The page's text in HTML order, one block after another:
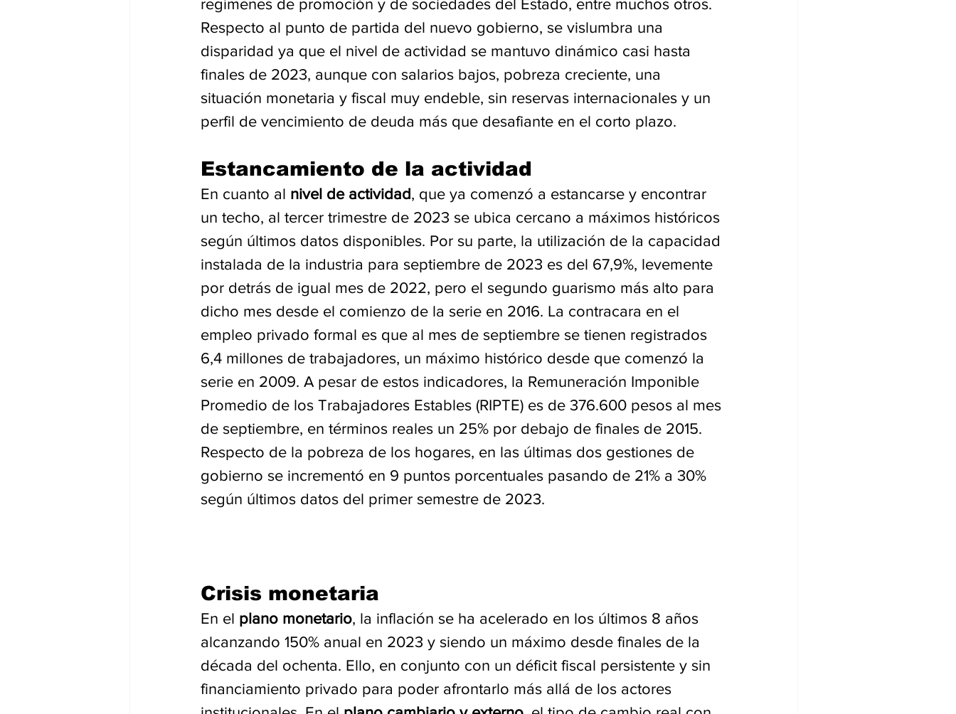
regímenes de promoción y de sociedades del Estado, entre muchos otros.
Respecto al punto de partida del nuevo gobierno, se vislumbra una
disparidad ya que el nivel de actividad se mantuvo dinámico casi hasta
finales de 2023, aunque con salarios bajos, pobreza creciente, una
situación monetaria y fiscal muy endeble, sin reservas internacionales y un
perfil de vencimiento de deuda más que desafiante en el corto plazo.
Estancamiento de la actividad
En cuanto al nivel de actividad, que ya comenzó a estancarse y encontrar
un techo, al tercer trimestre de 2023 se ubica cercano a máximos históricos
según últimos datos disponibles. Por su parte, la utilización de la capacidad
instalada de la industria para septiembre de 2023 es del 67,9%, levemente
por detrás de igual mes de 2022, pero el segundo guarismo más alto para
dicho mes desde el comienzo de la serie en 2016. La contracara en el
empleo privado formal es que al mes de septiembre se tienen registrados
6,4 millones de trabajadores, un máximo histórico desde que comenzó la
serie en 2009. A pesar de estos indicadores, la Remuneración Imponible
Promedio de los Trabajadores Estables (RIPTE) es de 376.600 pesos al mes
de septiembre, en términos reales un 25% por debajo de finales de 2015.
Respecto de la pobreza de los hogares, en las últimas dos gestiones de
gobierno se incrementó en 9 puntos porcentuales pasando de 21% a 30%
según últimos datos del primer semestre de 2023.
Crisis monetaria
En el plano monetario, la inflación se ha acelerado en los últimos 8 años
alcanzando 150% anual en 2023 y siendo un máximo desde finales de la
década del ochenta. Ello, en conjunto con un déficit fiscal persistente y sin
financiamiento privado para poder afrontarlo más allá de los actores